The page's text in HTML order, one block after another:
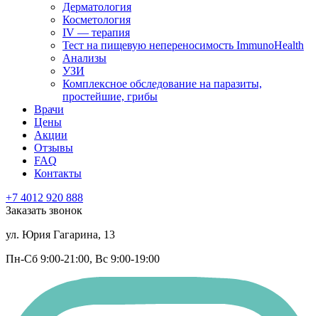
Дерматология
Косметология
IV — терапия
Тест на пищевую непереносимость ImmunoHealth
Анализы
УЗИ
Комплексное обследование на паразиты,
простейшие, грибы
Врачи
Цены
Акции
Отзывы
FAQ
Контакты
+7 4012 920 888
Заказать звонок
ул. Юрия Гагарина, 13
Пн-Сб 9:00-21:00, Вс 9:00-19:00